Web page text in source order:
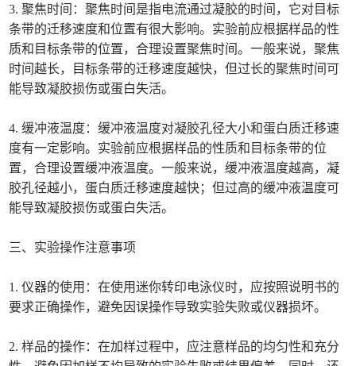
3. 聚焦时间：聚焦时间是指电流通过凝胶的时间，它对目标
条带的迁移速度和位置有很大影响。实验前应根据样品的性
质和目标条带的位置，合理设置聚焦时间。一般来说，聚焦
时间越长，目标条带的迁移速度越快，但过长的聚焦时间可
能导致凝胶损伤或蛋白失活。
4. 缓冲液温度：缓冲液温度对凝胶孔径大小和蛋白质迁移速
度有一定影响。实验前应根据样品的性质和目标条带的位
置，合理设置缓冲液温度。一般来说，缓冲液温度越高，凝
胶孔径越小，蛋白质迁移速度越快；但过高的缓冲液温度可
能导致凝胶损伤或蛋白失活。
三、实验操作注意事项
1. 仪器的使用：在使用迷你转印电泳仪时，应按照说明书的
要求正确操作，避免因误操作导致实验失败或仪器损坏。
2. 样品的操作：在加样过程中，应注意样品的均匀性和充分